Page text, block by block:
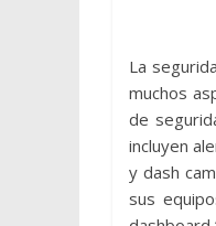
La
muchos
de
incluyen
y dash
sus